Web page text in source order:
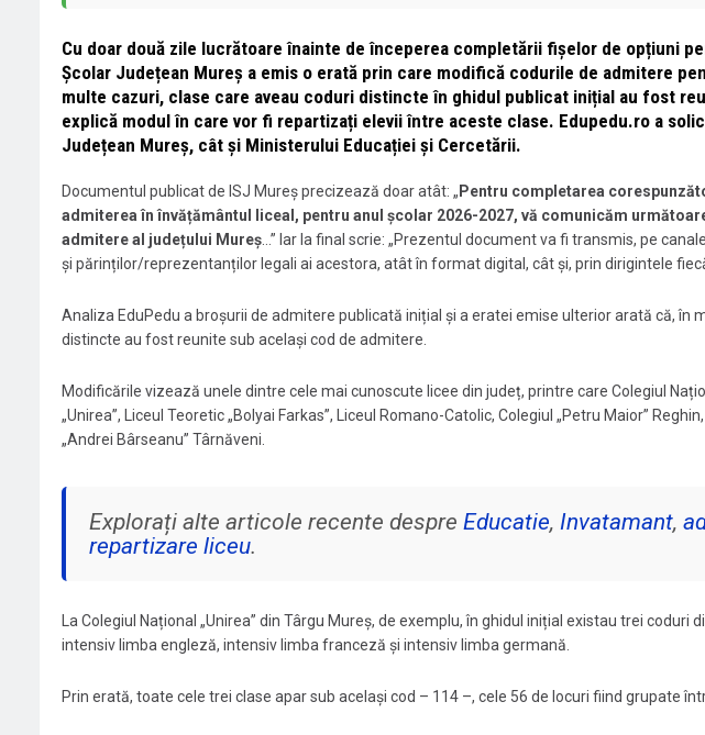
Cu doar două zile lucrătoare înainte de începerea completării fișelor de opțiuni
Școlar Județean Mureș a emis o erată prin care modifică codurile de admitere
multe cazuri, clase care aveau coduri distincte în ghidul publicat inițial au fost
explică modul în care vor fi repartizați elevii între aceste clase. Edupedu.ro a
Județean Mureș, cât și Ministerului Educației și Cercetării.
Documentul publicat de ISJ Mureș precizează doar atât: „ Pentru completarea
admiterea în învățământul liceal, pentru anul școlar 2026-2027, vă comunicăm
admitere al județului Mureș…” Iar la final scrie: „Prezentul document va fi transmis, pe
și părinților/reprezentanților legali ai acestora, atât în format digital, cât și, prin dirigintele
Analiza EduPedu a broșurii de admitere publicată inițial și a eratei emise ulterior arată că, în
distincte au fost reunite sub același cod de admitere.
Modificările vizează unele dintre cele mai cunoscute licee din județ, printre care Colegiul
„Unirea”, Liceul Teoretic „Bolyai Farkas”, Liceul Romano-Catolic, Colegiul „Petru Maior”
„Andrei Bârseanu” Târnăveni.
Explorați alte articole recente despre Educatie, Invatamant,
repartizare liceu.
La Colegiul Național „Unirea” din Târgu Mureș, de exemplu, în ghidul inițial existau trei
intensiv limba engleză, intensiv limba franceză și intensiv limba germană.
Prin erată, toate cele trei clase apar sub același cod – 114 –, cele 56 de locuri fiind grupate